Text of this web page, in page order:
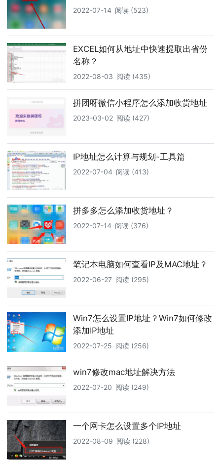
2022-07-14 阅读 (523)
EXCEL如何从地址中快速提取出省份
名称？
2022-08-03 阅读 (435)
拼团呀微信小程序怎么添加收货地址
2023-03-02 阅读 (427)
IP地址怎么计算与规划-工具篇
2022-07-04 阅读 (413)
拼多多怎么添加收货地址？
2022-07-14 阅读 (376)
笔记本电脑如何查看IP及MAC地址？
2022-06-27 阅读 (295)
Win7怎么设置IP地址？Win7如何修改
添加IP地址
2022-07-25 阅读 (256)
win7修改mac地址解决方法
2022-07-20 阅读 (249)
一个网卡怎么设置多个IP地址
2022-08-09 阅读 (228)